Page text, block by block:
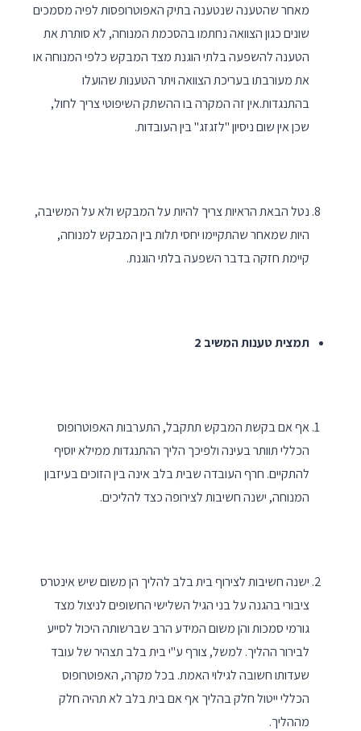
מאחר שהטענה שנטענה בתיק האפוטרופסות לפיה מסמכים
שונים כגון הצוואה נחתמו בהסכמת המנוחה, לא סותרת את
הטענה להשפעה בלתי הוגנת מצד המבקש כלפי המנוחה או
את מעורבתו בעריכת הצוואה ויתר הטענות שהועלו
בהתנגדות.אין זה המקרה בו ההשתק השיפוטי צריך לחול,
שכן אין שום ניסיון "לזגזג" בין העובדות.
נטל הבאת הראיות צריך להיות על המבקש ולא על המשיבה,
היות שמאחר שהתקיימו יחסי תלות בין המבקש למנוחה,
קיימת חזקה בדבר השפעה בלתי הוגנת.
תמצית טענות המשיב 2
אף אם בקשת המבקש תתקבל, התערבות האפוטרופוס
הכללי תוותר בעינה ולפיכך הליך ההתנגדות ממילא יוסיף
להתקיים. חרף העובדה שבית בלב אינה בין הזוכים בעיזבון
המנוחה, ישנה חשיבות לצירופה כצד להליכים.
ישנה חשיבות לצירוף בית בלב להליך הן משום שיש אינטרס
ציבורי בהגנה על בני הגיל השלישי החשופים לניצול מצד
גורמי סמכות והן משום המידע הרב שברשותה היכול לסייע
לבירור ההליך. למשל, צורף ע"י בית בלב תצהיר של עובד
שעדותו חשובה לגילוי האמת. בכל מקרה, האפוטרופוס
הכללי ייטול חלק בהליך אף אם בית בלב לא תהיה חלק
מההליך.